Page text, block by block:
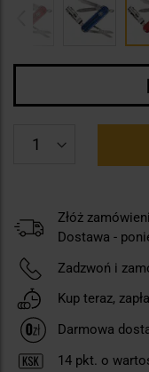
Złóż
Dostawa -
Zadzwoń i
Kup teraz,
Darmowa
14 pkt. o